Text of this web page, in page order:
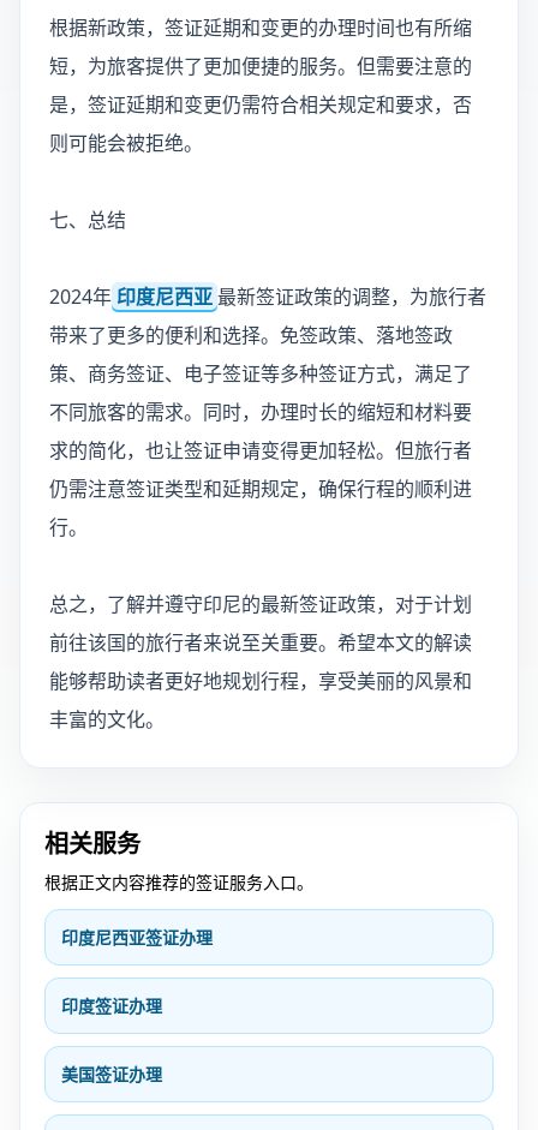
根据新政策，签证延期和变更的办理时间也有所缩
短，为旅客提供了更加便捷的服务。但需要注意的
是，签证延期和变更仍需符合相关规定和要求，否
则可能会被拒绝。
七、总结
2024年 印度尼西亚最新签证政策的调整，为旅行者
带来了更多的便利和选择。免签政策、落地签政
策、商务签证、电子签证等多种签证方式，满足了
不同旅客的需求。同时，办理时长的缩短和材料要
求的简化，也让签证申请变得更加轻松。但旅行者
仍需注意签证类型和延期规定，确保行程的顺利进
行。
总之，了解并遵守印尼的最新签证政策，对于计划
前往该国的旅行者来说至关重要。希望本文的解读
能够帮助读者更好地规划行程，享受美丽的风景和
丰富的文化。
相关服务
根据正文内容推荐的签证服务入口。
印度尼西亚签证办理
印度签证办理
美国签证办理